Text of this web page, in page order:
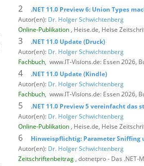
2
.NET 11.0 Preview 6: Union Types
Autor(en): Dr. Holger Schwichtenberg
Online-Publikation , Heise.de, Heise
3
.NET 11.0 Update (Druck)
Autor(en): Dr. Holger Schwichtenberg
Fachbuch, www.IT-Visions.de: Essen 2026,
4
.NET 11.0 Update (Kindle)
Autor(en): Dr. Holger Schwichtenberg
Fachbuch, www.IT-Visions.de: Essen 2026,
5
.NET 11.0 Preview 5 vereinfacht das
Autor(en): Dr. Holger Schwichtenberg
Online-Publikation , Heise.de, Heise
6
Hinweispflichtig: Parameter Sniffing
Autor(en): Dr. Holger Schwichtenberg
Zeitschriftenbeitrag , dotnetpro - Das .NET-